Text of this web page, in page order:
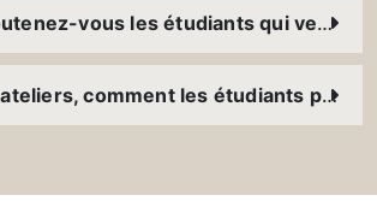
Comment soutenez-vous les étudiants qui veulent lancer leur propre entreprise ?
Au-delà des ateliers, comment les étudiants peuvent-ils développer leurs compétences ?